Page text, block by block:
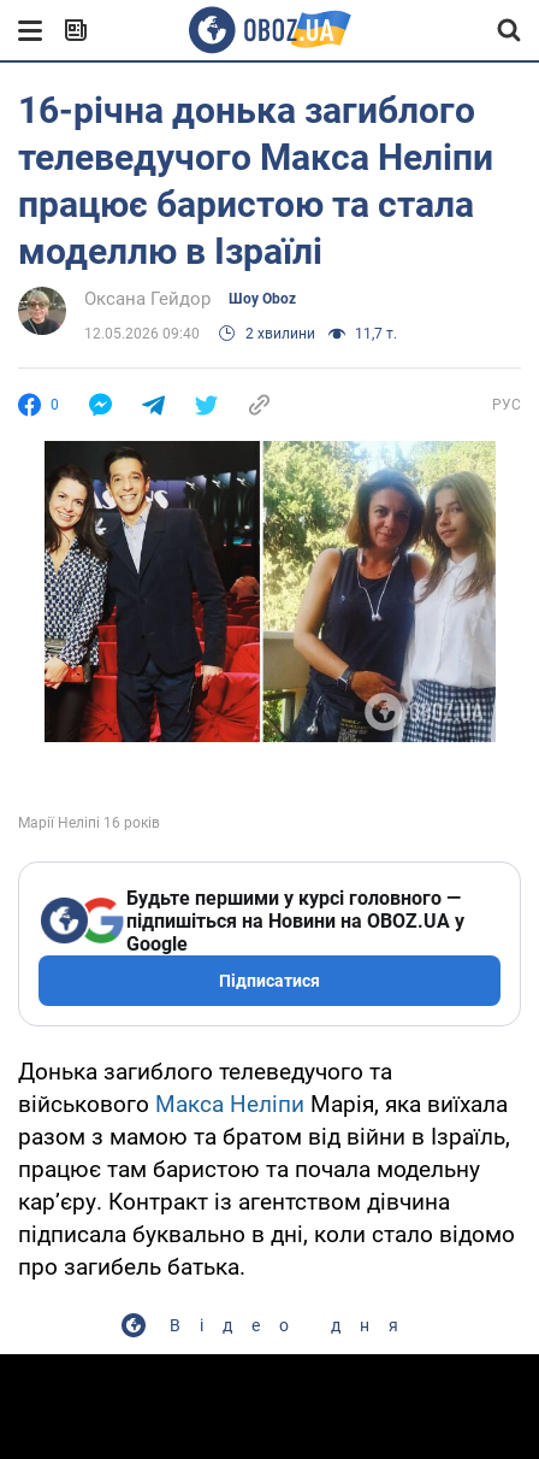
16-річна донька загиблого
телеведучого Макса Неліпи
працює баристою та стала
моделлю в Ізраїлі
Оксана Гейдор Шоу Oboz
12.05.2026 09:40 2 хвилини 11,7 т.
0 РУС
Будьте першими у курсі головного —
підпишіться на Новини на OBOZ.UA у
Google
Підписатися
Донька загиблого телеведучого та
військового Макса Неліпи Марія, яка виїхала
разом з мамою та братом від війни в Ізраїль,
працює там баристою та почала модельну
кар’єру. Контракт із агентством дівчина
підписала буквально в дні, коли стало відомо
про загибель батька.
Відео дня